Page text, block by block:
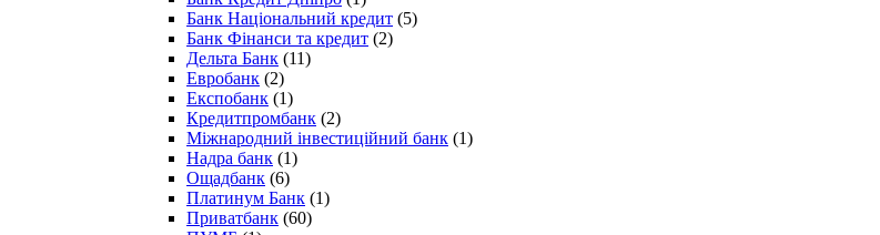
Банк Національний кредит (5)
Банк Фінанси та кредит (2)
Дельта Банк (11)
Евробанк (2)
Експобанк (1)
Кредитпромбанк (2)
Міжнародний інвестиційний банк (1)
Надра банк (1)
Ощадбанк (6)
Платинум Банк (1)
Приватбанк (60)